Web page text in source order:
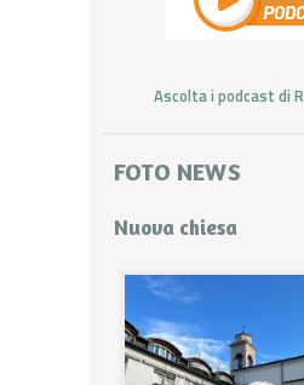
Ascolta i podcast di
FOTO NEWS
Nuova chiesa